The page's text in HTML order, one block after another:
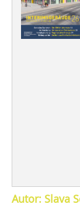
Autor: Slava